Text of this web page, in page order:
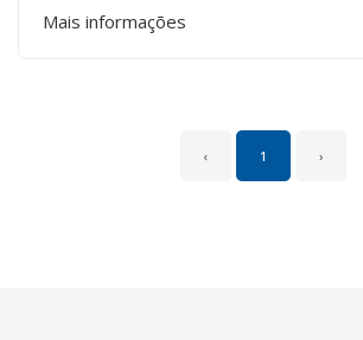
Mais informações
‹ 1 ›